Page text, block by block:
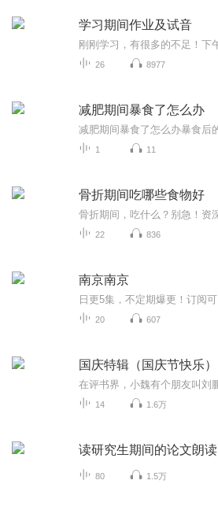
学习期间作业及试音
26 8977
减肥期间暴食了怎么办
1 11
骨折期间吃哪些食物好
22 836
南京南京
20 607
国庆特辑（国庆节快乐）
14 1.6万
读研究生期间的论文朗读
80 1.5万